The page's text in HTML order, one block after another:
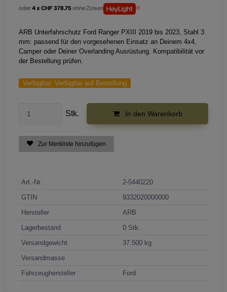
oder4 x CHF 378.75 ohne Zinsen
ARB Unterfahrschutz Ford Ranger PXIII 2019 bis 2023, Stahl 3
mm: passend für den vorgesehenen Einsatz an Deinem 4x4,
Camper oder Deiner Overlanding Ausrüstung. Kompatibilität vor
der Bestellung prüfen.
Verfügbar: Verfügbar auf Bestellung
Stk. In den Warenkorb
Zur Merkliste hinzufügen
Art.-Nr.
2-5440220
GTIN
9332020000000
Hersteller
ARB
Lagerbestand
0 Stk.
Versandgewicht
37.500 kg
Versandmasse
Fahrzeughersteller
Ford